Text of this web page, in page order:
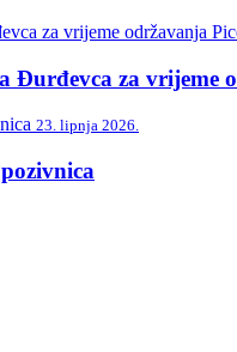
Đurđevca za vrijeme
23. lipnja 2026.